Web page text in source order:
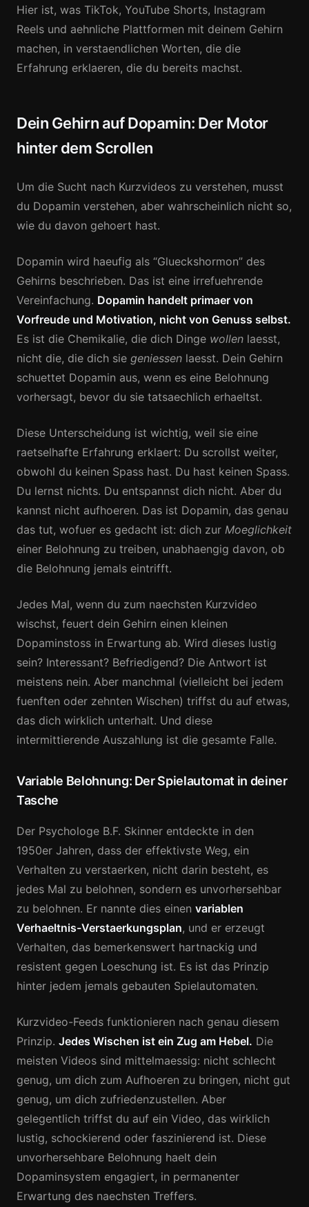
Hier ist, was TikTok, YouTube Shorts, Instagram
Reels und aehnliche Plattformen mit deinem Gehirn
machen, in verstaendlichen Worten, die die
Erfahrung erklaeren, die du bereits machst.
Dein Gehirn auf Dopamin: Der Motor
hinter dem Scrollen
Um die Sucht nach Kurzvideos zu verstehen, musst
du Dopamin verstehen, aber wahrscheinlich nicht so,
wie du davon gehoert hast.
Dopamin wird haeufig als “Glueckshormon” des
Gehirns beschrieben. Das ist eine irrefuehrende
Vereinfachung. Dopamin handelt primaer von
Vorfreude und Motivation, nicht von Genuss selbst.
Es ist die Chemikalie, die dich Dinge wollen laesst,
nicht die, die dich sie geniessen laesst. Dein Gehirn
schuettet Dopamin aus, wenn es eine Belohnung
vorhersagt, bevor du sie tatsaechlich erhaeltst.
Diese Unterscheidung ist wichtig, weil sie eine
raetselhafte Erfahrung erklaert: Du scrollst weiter,
obwohl du keinen Spass hast. Du hast keinen Spass.
Du lernst nichts. Du entspannst dich nicht. Aber du
kannst nicht aufhoeren. Das ist Dopamin, das genau
das tut, wofuer es gedacht ist: dich zur Moeglichkeit
einer Belohnung zu treiben, unabhaengig davon, ob
die Belohnung jemals eintrifft.
Jedes Mal, wenn du zum naechsten Kurzvideo
wischst, feuert dein Gehirn einen kleinen
Dopaminstoss in Erwartung ab. Wird dieses lustig
sein? Interessant? Befriedigend? Die Antwort ist
meistens nein. Aber manchmal (vielleicht bei jedem
fuenften oder zehnten Wischen) triffst du auf etwas,
das dich wirklich unterhalt. Und diese
intermittierende Auszahlung ist die gesamte Falle.
Variable Belohnung: Der Spielautomat in deiner
Tasche
Der Psychologe B.F. Skinner entdeckte in den
1950er Jahren, dass der effektivste Weg, ein
Verhalten zu verstaerken, nicht darin besteht, es
jedes Mal zu belohnen, sondern es unvorhersehbar
zu belohnen. Er nannte dies einen variablen
Verhaeltnis-Verstaerkungsplan, und er erzeugt
Verhalten, das bemerkenswert hartnackig und
resistent gegen Loeschung ist. Es ist das Prinzip
hinter jedem jemals gebauten Spielautomaten.
Kurzvideo-Feeds funktionieren nach genau diesem
Prinzip. Jedes Wischen ist ein Zug am Hebel. Die
meisten Videos sind mittelmaessig: nicht schlecht
genug, um dich zum Aufhoeren zu bringen, nicht gut
genug, um dich zufriedenzustellen. Aber
gelegentlich triffst du auf ein Video, das wirklich
lustig, schockierend oder faszinierend ist. Diese
unvorhersehbare Belohnung haelt dein
Dopaminsystem engagiert, in permanenter
Erwartung des naechsten Treffers.